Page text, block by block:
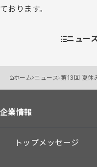
ております。
ニュー
ホーム ニュース 第13回 夏休
企業情報
トップメッセージ